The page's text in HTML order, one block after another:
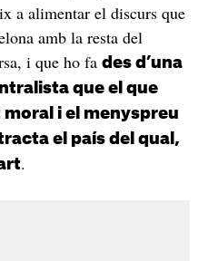
a alimentar el discurs que
amb la resta del
i que ho fa des d’una
que el que
i el menyspreu
el país del qual,
.